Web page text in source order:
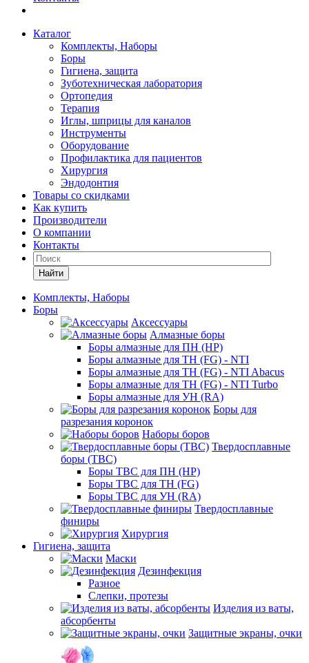
Каталог
Комплекты, Наборы
Боры
Гигиена, защита
Зуботехническая лаборатория
Ортопедия
Терапия
Иглы, шприцы для каналов
Инструменты
Оборудование
Профилактика для пациентов
Хирургия
Эндодонтия
Товары со скидками
Как купить
Производители
О компании
Контакты
Найти
Комплекты, Наборы
Боры
Аксессуары
Алмазные боры
Боры алмазные для ПН (HP)
Боры алмазные для ТН (FG) - NTI
Боры алмазные для ТН (FG) - NTI Abacus
Боры алмазные для ТН (FG) - NTI Turbo
Боры алмазные для УН (RA)
Боры для
разрезания коронок
Наборы боров
Твердосплавные
боры (ТВС)
Боры ТВС для ПН (HP)
Боры ТВС для ТН (FG)
Боры ТВС для УН (RA)
Твердосплавные
финиры
Хирургия
Гигиена, защита
Маски
Дезинфекция
Разное
Слепки, протезы
Изделия из ваты,
абсорбенты
Защитные экраны, очки